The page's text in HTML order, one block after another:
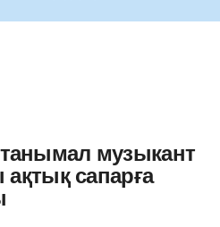
музыкант
сапарға